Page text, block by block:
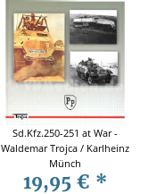
Sd.Kfz.250-251 at War -
Waldemar Trojca / Karlheinz
Münch
19,95 € *